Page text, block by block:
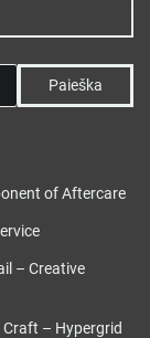
Paieška
of Aftercare
– Creative
– Hypergrid